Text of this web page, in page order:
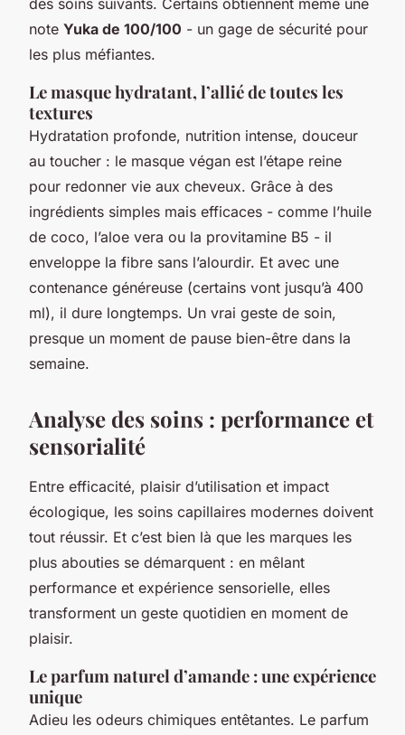
note Yuka de 100/100 - un gage de sécurité pour
les plus méfiantes.
Le masque hydratant, l’allié de toutes les
textures
Hydratation profonde, nutrition intense, douceur
au toucher : le masque végan est l’étape reine
pour redonner vie aux cheveux. Grâce à des
ingrédients simples mais efficaces - comme l’huile
de coco, l’aloe vera ou la provitamine B5 - il
enveloppe la fibre sans l’alourdir. Et avec une
contenance généreuse (certains vont jusqu’à 400
ml), il dure longtemps. Un vrai geste de soin,
presque un moment de pause bien-être dans la
semaine.
Analyse des soins : performance et
sensorialité
Entre efficacité, plaisir d’utilisation et impact
écologique, les soins capillaires modernes doivent
tout réussir. Et c’est bien là que les marques les
plus abouties se démarquent : en mêlant
performance et expérience sensorielle, elles
transforment un geste quotidien en moment de
plaisir.
Le parfum naturel d’amande : une expérience
unique
Adieu les odeurs chimiques entêtantes. Le parfum